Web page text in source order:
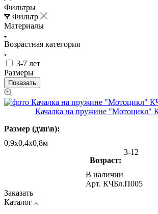
Фильтры
Фильтр
Материалы
Возрастная категория
3-7 лет
Размеры
Качалка на пружине "Мотоцикл"
Размер (д\ш\в):
0,9х0,4х0,8м
Возраст:
3-12
В наличии
Арт. КЧБл.П005
Заказать
Каталог